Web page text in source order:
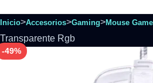
Inicio>Accesorios>Gaming>Mouse
Transparente Rgb
-49%